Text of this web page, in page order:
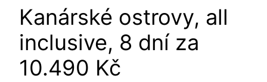
Kanárské ostrovy, all
inclusive, 8 dní za
10.490 Kč